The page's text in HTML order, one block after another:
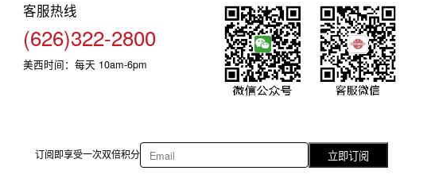
客服热线
(626)322-2800
美西时间： 每天 10am-6pm
订阅即享受一次双倍积分 立即订阅